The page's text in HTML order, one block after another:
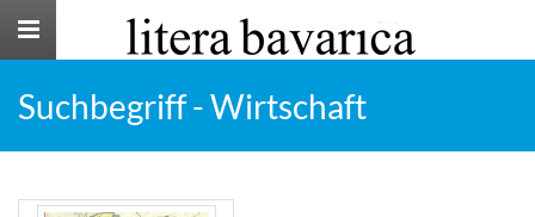
Toggle
Suchbegriff - Wirtschaft